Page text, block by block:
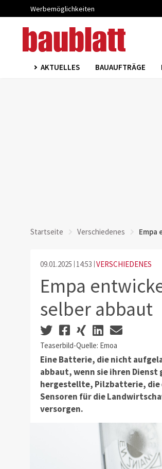
Werbemöglichkeiten
AKTUELLES BAUAUFTRÄGE
Startseite Verschiedenes Empa
09.01.2025 14:53 VERSCHIEDENES
Empa
selber abbaut
Teaserbild-Quelle: Emoa
Eine Batterie, die nicht
abbaut, wenn sie ihren
hergestellte, Pilzbatterie, die
Sensoren für die
versorgen.